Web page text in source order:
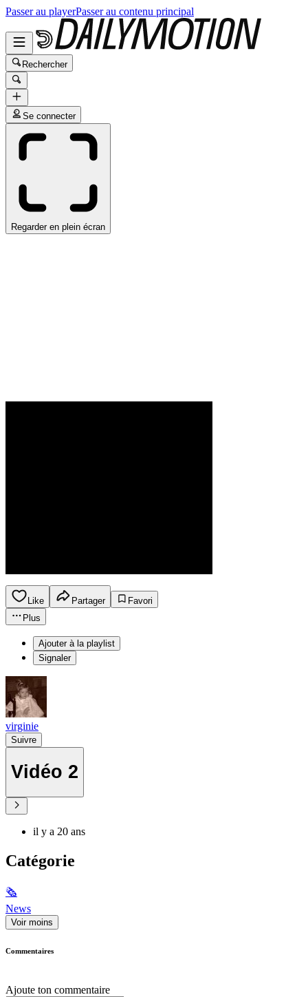
Passer au playerPasser au contenu principal
Rechercher
Se connecter
Regarder en plein écran
Like Partager
Favori
Plus
Ajouter à la playlist
Signaler
virginie
Suivre
Vidéo 2
il y a 20 ans
Catégorie
🗞
News
Voir moins
Commentaires
Ajoute ton commentaire